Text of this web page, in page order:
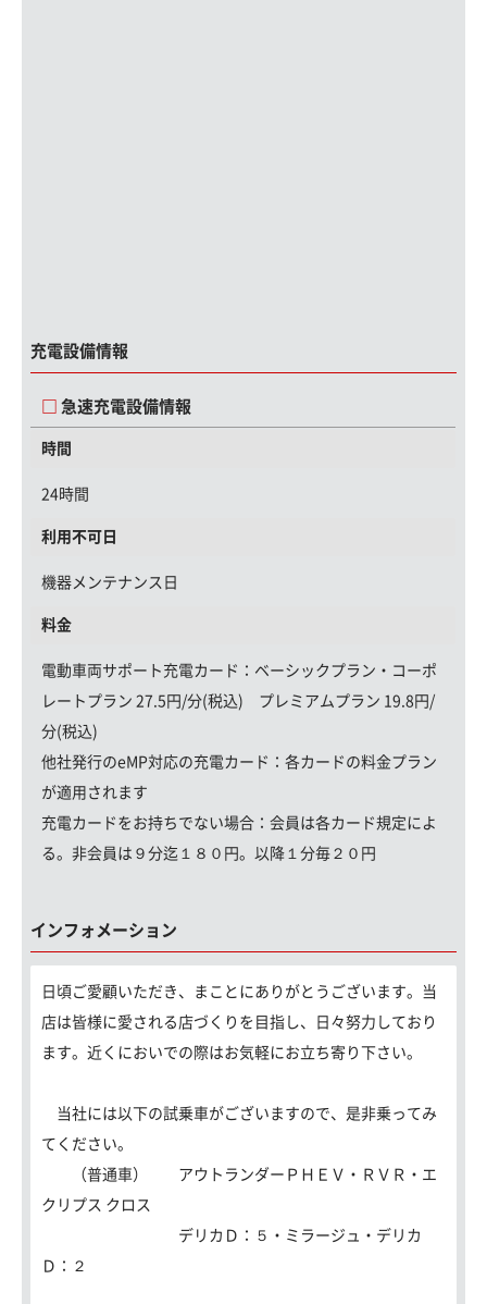
充電設備情報
急速充電設備情報
時間
24時間
利用不可日
機器メンテナンス日
料金
電動車両サポート充電カード ：ベーシックプラン・コーポ
レートプラン 27.5円/分(税込) プレミアムプラン 19.8円/
分(税込)
他社発行のeMP対応の充電カード：各カードの料金プラン
が適用されます
充電カードをお持ちでない場合：会員は各カード規定によ
る。非会員は９分迄１８０円。以降１分毎２０円
インフォメーション
日頃ご愛顧いただき、まことにありがとうございます。当
店は皆様に愛される店づくりを目指し、日々努力しており
ます。近くにおいでの際はお気軽にお立ち寄り下さい。
当社には以下の試乗車がございますので、是非乗ってみ
てください。
（普通車） アウトランダーＰＨＥＶ・ＲＶＲ・エ
クリプス クロス
デリカＤ：５・ミラージュ・デリカ
Ｄ：２